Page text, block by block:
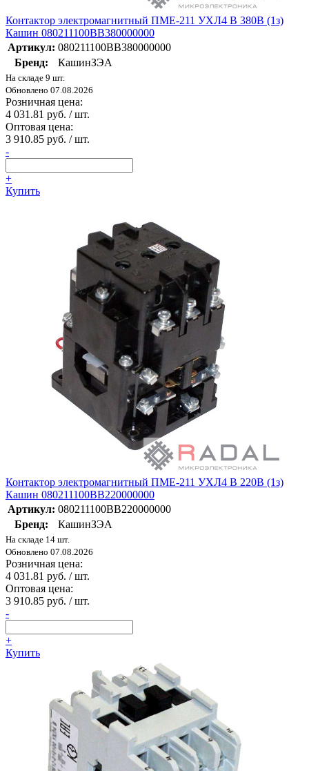
Контактор электромагнитный ПМЕ-211 УХЛ4 В 380В (1з)
Кашин 080211100ВВ380000000
Артикул: 080211100ВВ380000000
Бренд:
КашинЗЭА
На складе 9 шт.
Обновлено 07.08.2026
Розничная цена:
4 031.81 руб. / шт.
Оптовая цена:
3 910.85 руб. / шт.
-
+
Купить
Контактор электромагнитный ПМЕ-211 УХЛ4 В 220В (1з)
Кашин 080211100ВВ220000000
Артикул: 080211100ВВ220000000
Бренд:
КашинЗЭА
На складе 14 шт.
Обновлено 07.08.2026
Розничная цена:
4 031.81 руб. / шт.
Оптовая цена:
3 910.85 руб. / шт.
-
+
Купить